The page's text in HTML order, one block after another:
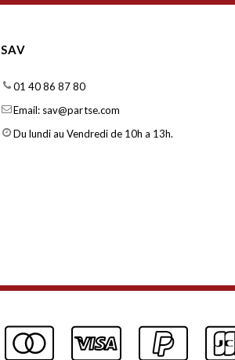
SAV
01 40 86 87 80
Email: sav@partse.com
Du lundi au Vendredi de 10h a 13h.